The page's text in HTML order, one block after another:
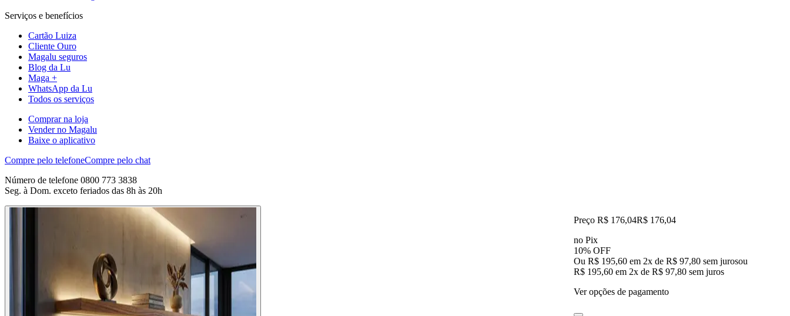
Serviços e benefícios
Cartão Luiza
Cliente Ouro
Magalu seguros
Blog da Lu
Maga +
WhatsApp da Lu
Todos os serviços
Comprar na loja
Vender no Magalu
Baixe o aplicativo
Compre pelo telefoneCompre pelo chat
Número de telefone 0800 773 3838
Seg. à Dom. exceto feriados das 8h às 20h
Preço R$ 176,04R$ 176,04
no Pix
10% OFF
Ou R$ 195,60 em 2x de R$ 97,80 sem jurosou
R$ 195,60 em 2x de R$ 97,80 sem juros
Ver opções de pagamento